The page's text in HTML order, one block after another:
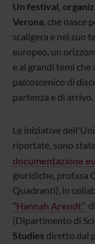
Un festival,
Verona, che nasce
scaligera e nel suo
europeo, un
e ai grandi temi
palcoscenico di
partenza e di arrivo.
Le iniziative
riportate, sono
documentazione
giuridiche, prof.ssa
Quadranti), in
“Hannah Arendt”
(Dipartimento di
Studies diretto dal